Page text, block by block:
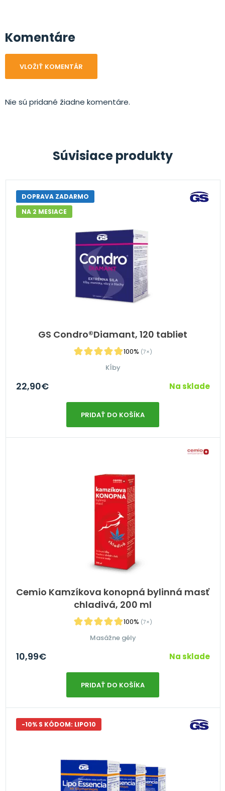
Komentáre
VLOŽIŤ KOMENTÁR
Nie sú pridané žiadne komentáre.
Súvisiace produkty
GS Condro®Diamant, 120 tabliet
100% (7×)
DOPRAVA ZADARMO
NA 2 MESIACE
Kĺby
22,90€ Na sklade
PRIDAŤ DO KOŠÍKA
Cemio Kamzíkova konopná bylinná masť
chladivá, 200 ml
100% (7×)
Masážne gély
10,99€ Na sklade
PRIDAŤ DO KOŠÍKA
-10% S KÓDOM: LIPO10